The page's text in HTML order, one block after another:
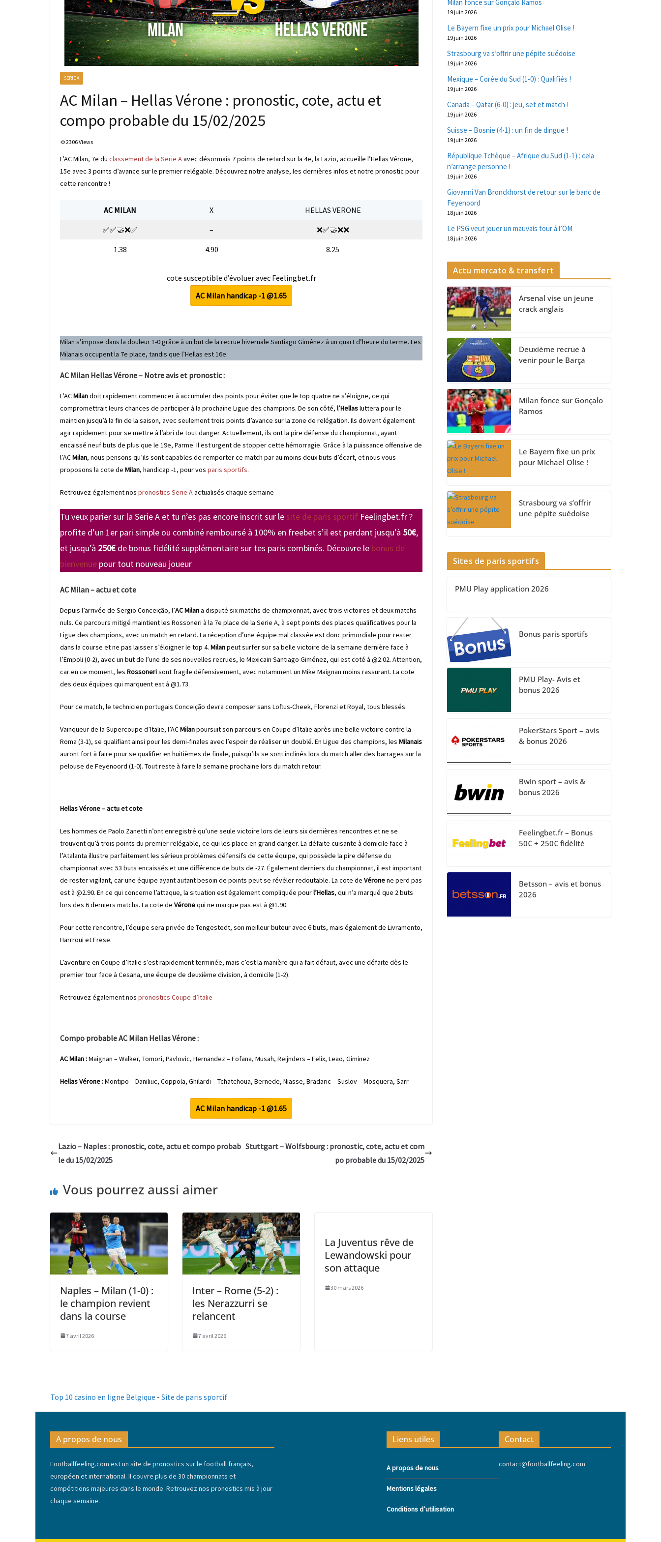
SERIE A
AC Milan – Hellas Vérone : pronostic, cote, actu et
compo probable du 15/02/2025
2306 Views
L’AC Milan, 7e du classement de la Serie Aavec désormais 7 points de retard sur la 4e, la Lazio, accueille l’Hellas Vérone,
15e avec 3 points d’avance sur le premier relégable. Découvrez notre analyse, les dernières infos et notre pronostic pour
cette rencontre !
AC MILAN X
HELLAS VERONE
✅✅🤝❌✅
–
❌✅🤝❌❌
1.38
4.90 8.25
cote susceptible d’évoluer avec Feelingbet.fr
AC Milan handicap -1 @1.65
Milan s’impose dans la douleur 1-0 grâce à un but de la recrue hivernale Santiago Giménez à un quart d’heure du terme. Les
Milanais occupent la 7e place, tandis que l’Hellas est 16e.
AC Milan Hellas Vérone – Notre avis et pronostic :
L’ACMilandoit rapidement commencer à accumuler des points pour éviter que le top quatre ne s’éloigne, ce qui
compromettrait leurs chances de participer à la prochaine Ligue des champions. De son côté, l’Hellasluttera pour le
maintien jusqu’à la fin de la saison, avec seulement trois points d’avance sur la zone de relégation. Ils doivent également
agir rapidement pour se mettre à l’abri de tout danger. Actuellement, ils ont la pire défense du championnat, ayant
encaissé neuf buts de plus que le 19e, Parme. Il est urgent de stopper cette hémorragie. Grâce à la puissance offensive de
l’ACMilan, nous pensons qu’ils sont capables de remporter ce match par au moins deux buts d’écart, et nous vous
proposons la cote de Milan, handicap -1, pour vos paris sportifs.
Retrouvez également nos pronostics Serie Aactualisés chaque semaine
Tu veux parier sur la Serie A et tu n’es pas encore inscrit sur le site de paris sportif Feelingbet.fr ?
profite d’un 1er pari simple ou combiné remboursé à 100% en freebet s’il est perdant jusqu’à 50€,
et jusqu’à 250€ de bonus fidélité supplémentaire sur tes paris combinés. Découvre le bonus de
bienvenue pour tout nouveau joueur
AC Milan – actu et cote
Depuis l’arrivée de Sergio Conceição, l’AC Milana disputé six matchs de championnat, avec trois victoires et deux matchs
nuls. Ce parcours mitigé maintient les Rossoneri à la 7e place de la Serie A, à sept points des places qualificatives pour la
Ligue des champions, avec un match en retard. La réception d’une équipe mal classée est donc primordiale pour rester
dans la course et ne pas laisser s’éloigner le top 4. Milanpeut surfer sur sa belle victoire de la semaine dernière face à
l’Empoli (0-2), avec un but de l’une de ses nouvelles recrues, le Mexicain Santiago Giménez, qui est coté à @2.02. Attention,
car en ce moment, les Rossonerisont fragile défensivement, avec notamment un Mike Maignan moins rassurant. La cote
des deux équipes qui marquent est à @1.73.
Pour ce match, le technicien portugais Conceição devra composer sans Loftus-Cheek, Florenzi et Royal, tous blessés.
Vainqueur de la Supercoupe d’Italie, l’ACMilanpoursuit son parcours en Coupe d’Italie après une belle victoire contre la
Roma (3-1), se qualifiant ainsi pour les demi-finales avec l’espoir de réaliser un doublé. En Ligue des champions, les Milanais
auront fort à faire pour se qualifier en huitièmes de finale, puisqu’ils se sont inclinés lors du match aller des barrages sur la
pelouse de Feyenoord (1-0). Tout reste à faire la semaine prochaine lors du match retour.
Hellas Vérone– actu et cote
Les hommes de Paolo Zanetti n’ont enregistré qu’une seule victoire lors de leurs six dernières rencontres et ne se
trouvent qu’à trois points du premier relégable, ce qui les place en grand danger. La défaite cuisante à domicile face à
l’Atalanta illustre parfaitement les sérieux problèmes défensifs de cette équipe, qui possède la pire défense du
championnat avec 53 buts encaissés et une différence de buts de -27. Également derniers du championnat, il est important
de rester vigilant, car une équipe ayant autant besoin de points peut se révéler redoutable. La cote de Véronene perd pas
est à @2.90. En ce qui concerne l’attaque, la situation est également compliquée pourl’Hellas, qui n’a marqué que 2 buts
lors des 6 derniers matchs. La cote de Véronequi ne marque pas est à @1.90.
Pour cette rencontre, l’équipe sera privée de Tengestedt, son meilleur buteur avec 6 buts, mais également de Livramento,
Harrroui et Frese.
L’aventure en Coupe d’Italie s’est rapidement terminée, mais c’est la manière qui a fait défaut, avec une défaite dès le
premier tour face à Cesana, une équipe de deuxième division, à domicile (1-2).
Retrouvez également nos pronostics Coupe d’Italie
Compo probable AC Milan Hellas Vérone :
AC Milan :Maignan – Walker, Tomori, Pavlovic, Hernandez – Fofana, Musah, Reijnders – Felix, Leao, Giminez
Hellas Vérone :Montipo – Daniliuc, Coppola, Ghilardi – Tchatchoua, Bernede, Niasse, Bradaric – Suslov – Mosquera, Sarr
AC Milan handicap -1 @1.65
Lazio – Naples : pronostic, cote, actu et compo probab
le du 15/02/2025
Stuttgart – Wolfsbourg : pronostic, cote, actu et com
po probable du 15/02/2025
Vous pourrez aussi aimer
Naples – Milan (1-0) :
le champion revient
dans la course
7 avril 2026
Inter – Rome (5-2) :
les Nerazzurri se
relancent
7 avril 2026
La Juventus rêve de
Lewandowski pour
son attaque
30 mars 2026
Milan fonce sur Gonçalo Ramos
19 juin 2026
Le Bayern fixe un prix pour Michael Olise !
19 juin 2026
Strasbourg va s’offrir une pépite suédoise
19 juin 2026
Mexique – Corée du Sud (1-0) : Qualifiés !
19 juin 2026
Canada – Qatar (6-0) : jeu, set et match !
19 juin 2026
Suisse – Bosnie (4-1) : un fin de dingue !
19 juin 2026
République Tchèque – Afrique du Sud (1-1) : cela
n’arrange personne !
19 juin 2026
Giovanni Van Bronckhorst de retour sur le banc de
Feyenoord
18 juin 2026
Le PSG veut jouer un mauvais tour à l’OM
18 juin 2026
Actu mercato & transfert
Arsenal vise un jeune
crack anglais
Deuxième recrue à
venir pour le Barça
Milan fonce sur Gonçalo
Ramos
Le Bayern fixe un prix
pour Michael Olise !
Strasbourg va s’offrir
une pépite suédoise
Sites de paris sportifs
PMU Play application 2026
Bonus paris sportifs
PMU Play- Avis et
bonus 2026
PokerStars Sport – avis
& bonus 2026
Bwin sport – avis &
bonus 2026
Feelingbet.fr – Bonus
50€ + 250€ fidélité
Betsson – avis et bonus
2026
Top 10 casino en ligne Belgique - Site de paris sportif
A propos de nous
Footballfeeling.com est un site de pronostics sur le football français,
européen et international. Il couvre plus de 30 championnats et
compétitions majeures dans le monde. Retrouvez nos pronostics mis à jour
chaque semaine.
Liens utiles
A propos de nous
Mentions légales
Conditions d’utilisation
Contact
contact@footballfeeling.com